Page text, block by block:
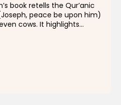
book retells the Qur’anic
peace be upon him)
cows. It highlights